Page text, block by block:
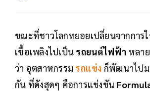
ขณะที่ชาวโลกทยอยเปลี่ยนจากการ
เชื้อเพลิงไปเป็น รถยนต์ไฟฟ้า หลา
ว่า อุตสาหกรรม รถแข่ง ก็พัฒนาไปม
กัน ที่ดังสุดๆ คือการแข่งขัน